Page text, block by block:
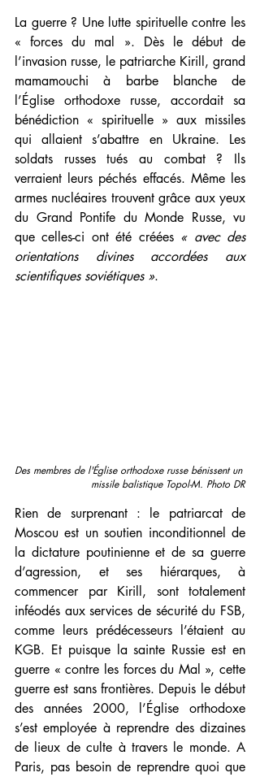
La guerre ? Une lutte spirituelle contre les
« forces du mal ». Dès le début de
l’invasion russe, le patriarche Kirill, grand
mamamouchi à barbe blanche de
l’Église orthodoxe russe, accordait sa
bénédiction « spirituelle » aux missiles
qui allaient s’abattre en Ukraine. Les
soldats russes tués au combat ? Ils
verraient leurs péchés effacés. Même les
armes nucléaires trouvent grâce aux yeux
du Grand Pontife du Monde Russe, vu
que celles-ci ont été créées « avec des
orientations divines accordées aux
scientifiques soviétiques ».
Des membres de l'Église orthodoxe russe bénissent un
missile balistique Topol-M. Photo DR
Rien de surprenant : le patriarcat de
Moscou est un soutien inconditionnel de
la dictature poutinienne et de sa guerre
d’agression, et ses hiérarques, à
commencer par Kirill, sont totalement
inféodés aux services de sécurité du FSB,
comme leurs prédécesseurs l’étaient au
KGB. Et puisque la sainte Russie est en
guerre « contre les forces du Mal », cette
guerre est sans frontières. Depuis le début
des années 2000, l’Église orthodoxe
s’est employée à reprendre des dizaines
de lieux de culte à travers le monde. A
Paris, pas besoin de reprendre quoi que